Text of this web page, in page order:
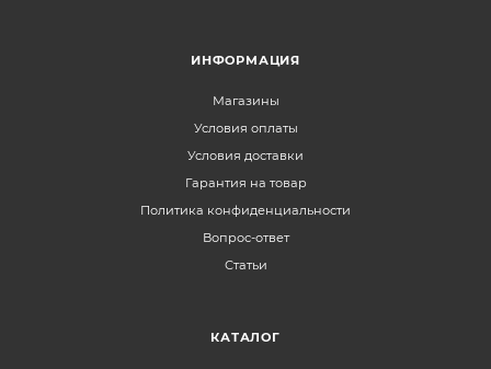
ИНФОРМАЦИЯ
Магазины
Условия оплаты
Условия доставки
Гарантия на товар
Политика конфиденциальности
Вопрос-ответ
Статьи
КАТАЛОГ